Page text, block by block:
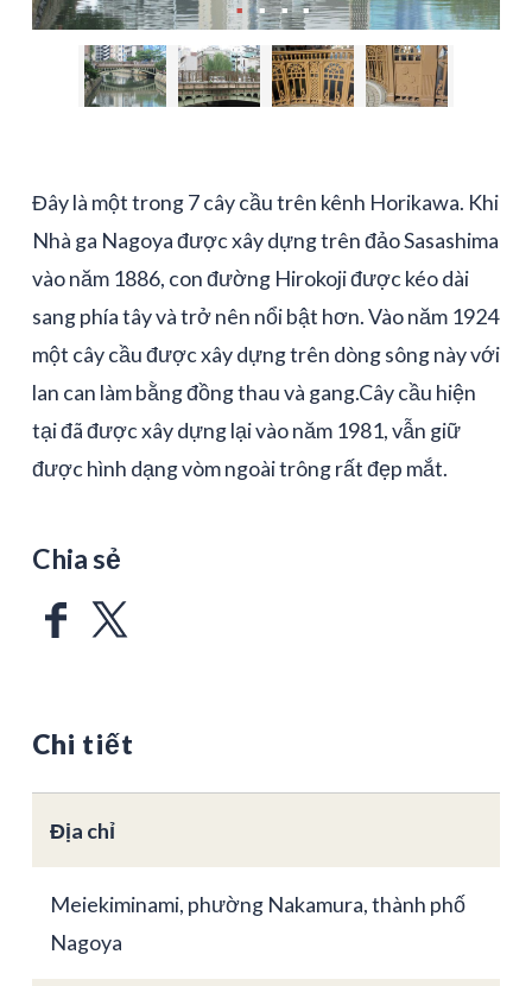
Đây là một trong 7 cây cầu trên kênh Horikawa. Khi
Nhà ga Nagoya được xây dựng trên đảo Sasashima
vào năm 1886, con đường Hirokoji được kéo dài
sang phía tây và trở nên nổi bật hơn. Vào năm 1924
một cây cầu được xây dựng trên dòng sông này với
lan can làm bằng đồng thau và gang.Cây cầu hiện
tại đã được xây dựng lại vào năm 1981, vẫn giữ
được hình dạng vòm ngoài trông rất đẹp mắt.
Chia sẻ
Chi tiết
Địa chỉ
Meiekiminami, phường Nakamura, thành phố
Nagoya